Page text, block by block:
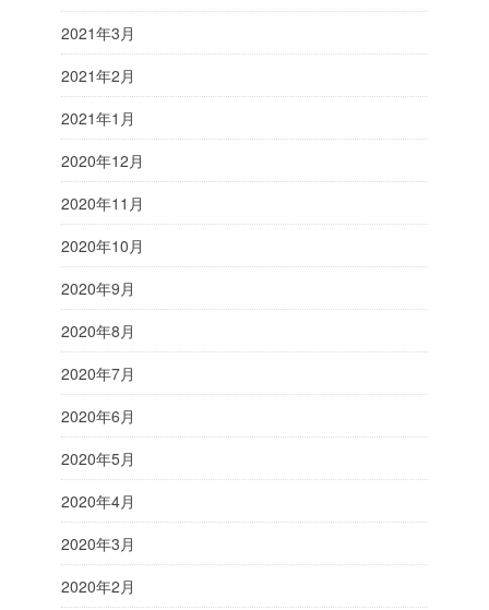
2021年3月
2021年2月
2021年1月
2020年12月
2020年11月
2020年10月
2020年9月
2020年8月
2020年7月
2020年6月
2020年5月
2020年4月
2020年3月
2020年2月